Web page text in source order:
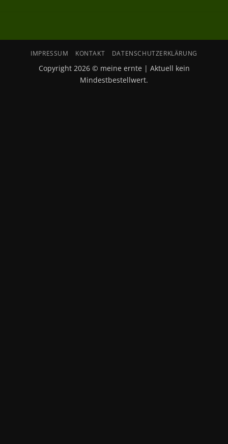
IMPRESSUM KONTAKT DATENSCHUTZERKLÄRUNG
Copyright 2026 © meine ernte | Aktuell kein
Mindestbestellwert.